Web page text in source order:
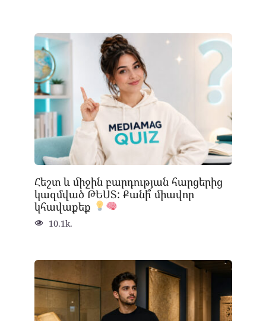
Հեշտ և միջին բարդության հարցերից
կազմված ԹԵՍՏ: Քանի՞ միավոր
կհավաքեք
10.1k.